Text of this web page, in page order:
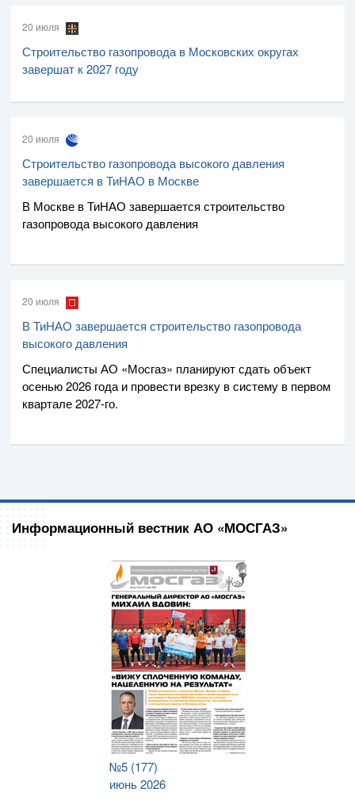
20 июля
Строительство газопровода в Московских округах
завершат к 2027 году
20 июля
Строительство газопровода высокого давления
завершается в ТиНАО в Москве
В Москве в ТиНАО завершается строительство
газопровода высокого давления
20 июля
В ТиНАО завершается строительство газопровода
высокого давления
Специалисты АО «Мосгаз» планируют сдать объект
осенью 2026 года и провести врезку в систему в первом
квартале2027-го.
Информационный вестник АО «МОСГАЗ»
№5 (177)
июнь 2026